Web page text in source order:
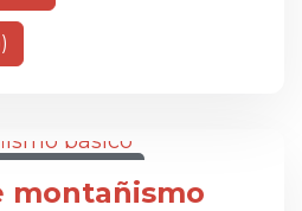
)
montañismo